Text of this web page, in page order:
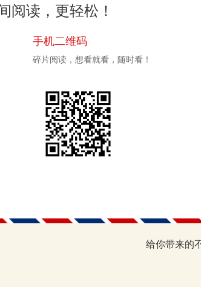
阅读，更轻松！
手机二维码
碎片阅读，想看就看，随时看！
给你带来的